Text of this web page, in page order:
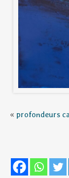
« profondeurs